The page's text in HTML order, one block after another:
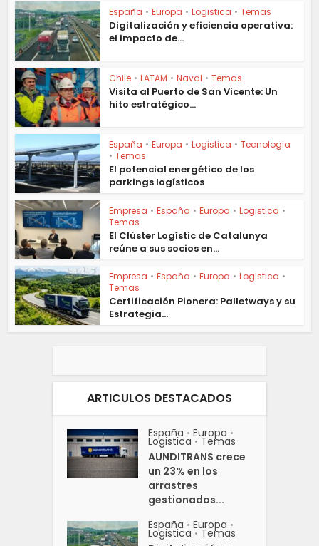
España • Europa • Logistica • Temas
Digitalización y eficiencia operativa:
el impacto de...
Chile • LATAM • Naval • Temas
Visita al Puerto de San Vicente: Un
hito estratégico...
España • Europa • Logistica • Tecnologia
• Temas
El potencial energético de los
parkings logísticos
Empresa • España • Europa • Logistica •
Temas
El Clúster Logístic de Catalunya
reúne a sus socios en...
Empresa • España • Europa • Logistica •
Temas
Certificación Pionera: Palletways y su
Estrategia...
ARTICULOS DESTACADOS
España • Europa •
Logistica • Temas
AUNDITRANS crece
un 23% en los
arrastres
gestionados...
España • Europa •
Logistica • Temas